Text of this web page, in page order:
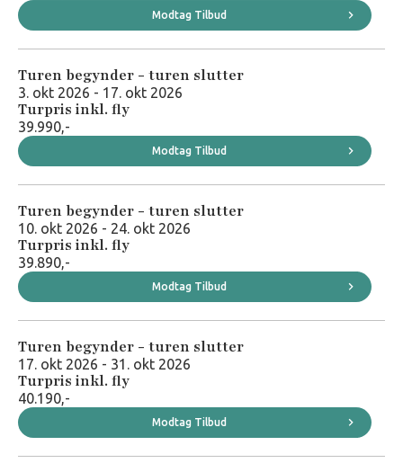
Modtag Tilbud
Turen begynder - turen slutter
3. okt 2026 - 17. okt 2026
Turpris inkl. fly
39.990,-
Modtag Tilbud
Turen begynder - turen slutter
10. okt 2026 - 24. okt 2026
Turpris inkl. fly
39.890,-
Modtag Tilbud
Turen begynder - turen slutter
17. okt 2026 - 31. okt 2026
Turpris inkl. fly
40.190,-
Modtag Tilbud